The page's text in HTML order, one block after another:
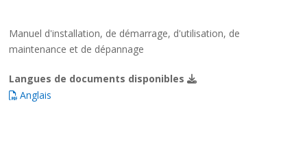
Manuel d'installation, de démarrage, d'utilisation, de
maintenance et de dépannage
Langues de documents disponibles
Anglais